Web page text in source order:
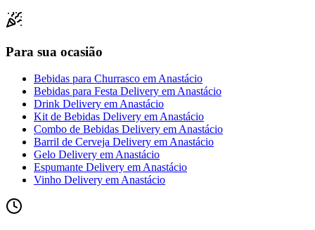
Para sua ocasião
Bebidas para Churrasco emAnastácio
Bebidas para Festa Delivery emAnastácio
Drink Delivery emAnastácio
Kit de Bebidas Delivery emAnastácio
Combo de Bebidas Delivery emAnastácio
Barril de Cerveja Delivery emAnastácio
Gelo Delivery emAnastácio
Espumante Delivery emAnastácio
Vinho Delivery emAnastácio